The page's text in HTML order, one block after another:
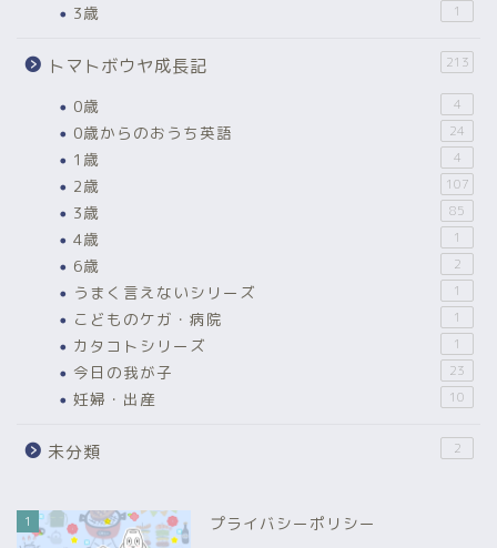
3歳 1
トマトボウヤ成長記 213
0歳 4
0歳からのおうち英語 24
1歳 4
2歳 107
3歳 85
4歳 1
6歳 2
うまく言えないシリーズ 1
こどものケガ・病院 1
カタコトシリーズ 1
今日の我が子 23
妊婦・出産 10
未分類 2
1 プライバシーポリシー